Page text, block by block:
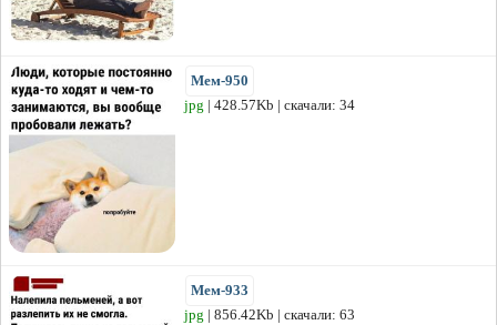
Мем-950
jpg | 428.57Kb | скачали: 34
Мем-933
jpg | 856.42Kb | скачали: 63